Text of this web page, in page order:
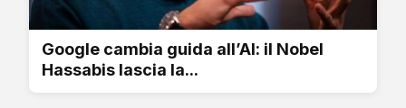
Google cambia guida all’AI: il Nobel
Hassabis lascia la...